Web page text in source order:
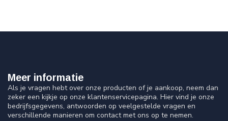
Meer informatie
Als je vragen hebt over onze producten of je aankoop, neem dan
zeker een kijkje op onze klantenservicepagina. Hier vind je onze
bedrijfsgegevens, antwoorden op veelgestelde vragen en
verschillende manieren om contact met ons op te nemen.